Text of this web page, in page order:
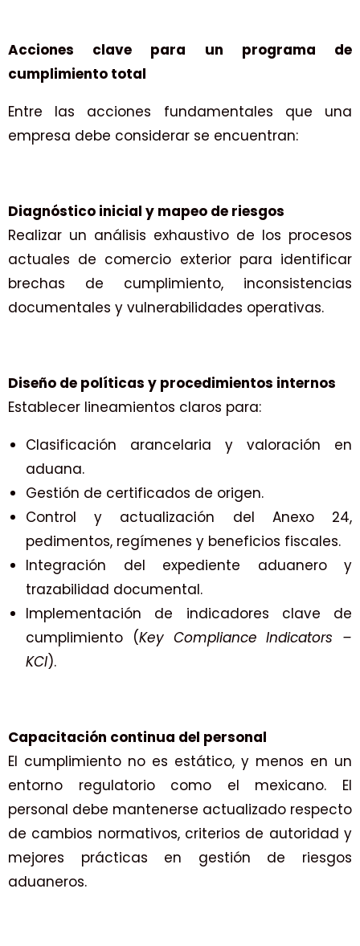
Acciones clave para un programa de
cumplimiento total
Entre las acciones fundamentales que una
empresa debe considerar se encuentran:
Diagnóstico inicial y mapeo de riesgos
Realizar un análisis exhaustivo de los procesos
actuales de comercio exterior para identificar
brechas de cumplimiento, inconsistencias
documentales y vulnerabilidades operativas.
Diseño de políticas y procedimientos internos
Establecer lineamientos claros para:
Clasificación arancelaria y valoración en
aduana.
Gestión de certificados de origen.
Control y actualización del Anexo 24,
pedimentos, regímenes y beneficios fiscales.
Integración del expediente aduanero y
trazabilidad documental.
Implementación de indicadores clave de
cumplimiento (Key Compliance Indicators –
KCI).
Capacitación continua del personal
El cumplimiento no es estático, y menos en un
entorno regulatorio como el mexicano. El
personal debe mantenerse actualizado respecto
de cambios normativos, criterios de autoridad y
mejores prácticas en gestión de riesgos
aduaneros.